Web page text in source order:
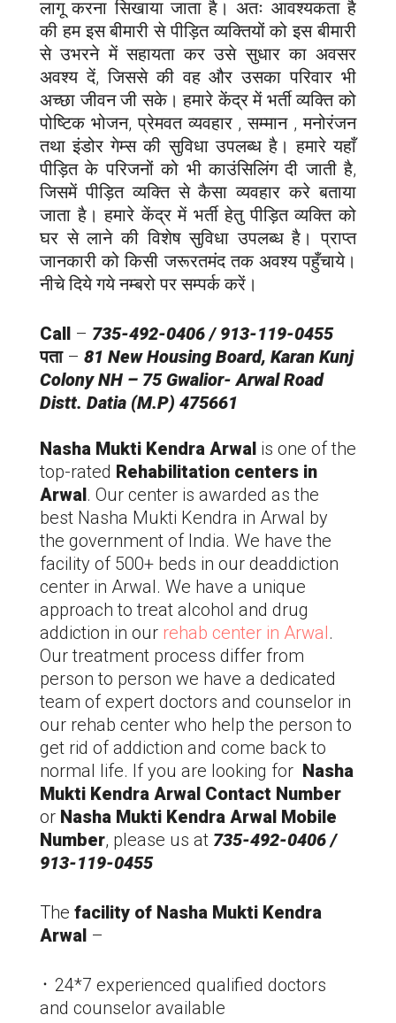
लागू करना सिखाया जाता है। अतः आवश्यकता है
की हम इस बीमारी से पीड़ित व्यक्तियों को इस बीमारी
से उभरने में सहायता कर उसे सुधार का अवसर
अवश्य दें, जिससे की वह और उसका परिवार भी
अच्छा जीवन जी सके। हमारे केंद्र में भर्ती व्यक्ति को
पोष्टिक भोजन, प्रेमवत व्यवहार , सम्मान , मनोरंजन
तथा इंडोर गेम्स की सुविधा उपलब्ध है। हमारे यहाँ
पीड़ित के परिजनों को भी काउंसिलिंग दी जाती है,
जिसमें पीड़ित व्यक्ति से कैसा व्यवहार करे बताया
जाता है। हमारे केंद्र में भर्ती हेतु पीड़ित व्यक्ति को
घर से लाने की विशेष सुविधा उपलब्ध है। प्राप्त
जानकारी को किसी जरूरतमंद तक अवश्य पहुँचाये।
नीचे दिये गये नम्बरो पर सम्पर्क करें।
Call – 735-492-0406 / 913-119-0455
पता– 81 New Housing Board, Karan Kunj
Colony NH – 75 Gwalior-ArwalRoad
Distt. Datia (M.P) 475661
Nasha Mukti Kendra Arwal is one of the
top-rated Rehabilitation centers in
Arwal. Our center is awarded as the
best Nasha Mukti Kendra in Arwal by
the government of India. We have the
facility of 500+ beds in our deaddiction
center in Arwal. We have a unique
approach to treat alcohol and drug
addiction in our rehab center in Arwal.
Our treatment process differ from
person to person we have a dedicated
team of expert doctors and counselor in
our rehab center who help the person to
get rid of addiction and come back to
normal life. If you are looking for Nasha
Mukti Kendra Arwal Contact Number
or Nasha Mukti Kendra Arwal Mobile
Number, please us at 735-492-0406 /
913-119-0455
The facility of Nasha Mukti Kendra
Arwal –
᛫ 24*7 experienced qualified doctors
and counselor available